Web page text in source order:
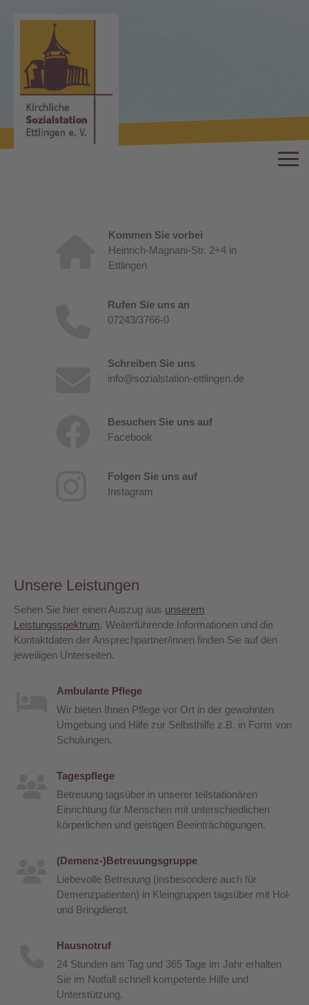
Kommen Sie vorbei
Heinrich-Magnani-Str. 2+4 in
Ettlingen
Rufen Sie uns an
07243/3766-0
Schreiben Sie uns
info@sozialstation-ettlingen.de
Besuchen Sie uns auf
Facebook
Folgen Sie uns auf
Instagram
Unsere Leistungen
Sehen Sie hier einen Auszug aus unserem
Leistungsspektrum. Weiterführende Informationen und die
Kontaktdaten der Ansprechpartner/innen finden Sie auf den
jeweiligen Unterseiten.
Ambulante Pflege
Wir bieten Ihnen Pflege vor Ort in der gewohnten
Umgebung und Hilfe zur Selbsthilfe z.B. in Form von
Schulungen.
Tagespflege
Betreuung tagsüber in unserer teilstationären
Einrichtung für Menschen mit unterschiedlichen
körperlichen und geistigen Beeinträchtigungen.
(Demenz-)Betreuungsgruppe
Liebevolle Betreuung (insbesondere auch für
Demenzpatienten) in Kleingruppen tagsüber mit Hol-
und Bringdienst.
Hausnotruf
24 Stunden am Tag und 365 Tage im Jahr erhalten
Sie im Notfall schnell kompetente Hilfe und
Unterstützung.